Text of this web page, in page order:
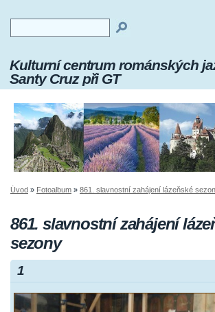
Kulturní centrum románských
Santy Cruz při GT
Úvod » Fotoalbum » 861. slavnostní zahájení lázeňské
861. slavnostní zahájení
sezony
1